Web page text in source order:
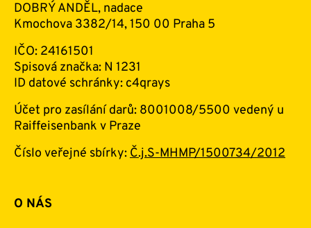
DOBRÝ ANDĚL, nadace
Kmochova 3382/14, 150 00 Praha 5
IČO: 24161501
Spisová značka: N 1231
ID datové schránky: c4qrays
Účet pro zasílání darů: 8001008/5500 vedený u
Raiffeisenbank v Praze
Číslo veřejné sbírky:Č.j.S-MHMP/1500734/2012
O NÁS